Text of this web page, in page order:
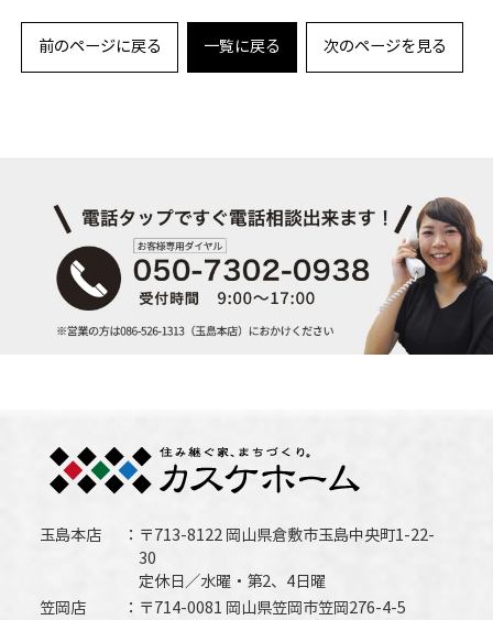
前のページに戻る 一覧に戻る 次のページを見る
玉島本店
〒713-8122 岡山県倉敷市玉島中央町1-22-
30
定休日／水曜・第2、4日曜
笠岡店
〒714-0081 岡山県笠岡市笠岡276-4-5